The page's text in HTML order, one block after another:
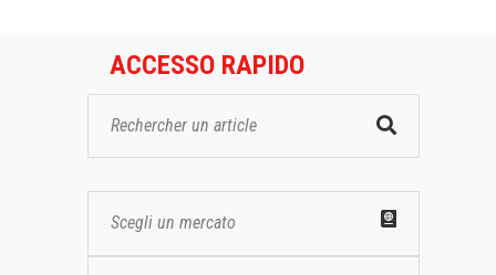
ACCESSO RAPIDO
Scegli un mercato